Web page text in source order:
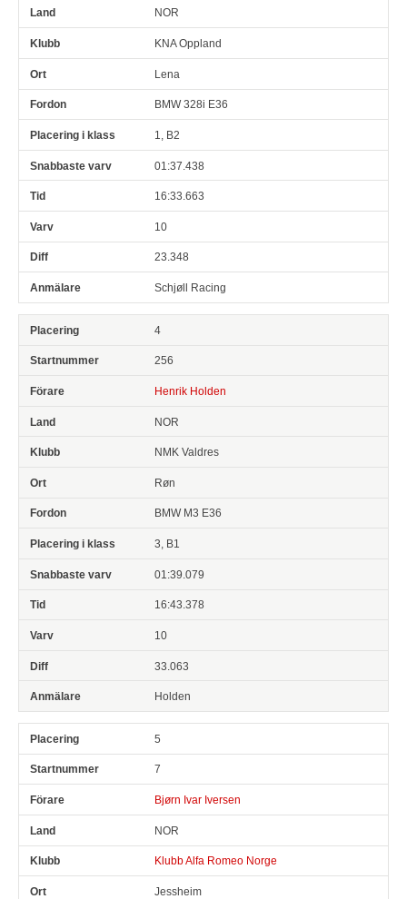
NOR
KNA Oppland
Lena
BMW 328i E36
1, B2
01:37.438
16:33.663
10
23.348
Schjøll Racing
4
256
Henrik Holden
NOR
NMK Valdres
Røn
BMW M3 E36
3, B1
01:39.079
16:43.378
10
33.063
Holden
5
7
Bjørn Ivar Iversen
NOR
Klubb Alfa Romeo Norge
Jessheim